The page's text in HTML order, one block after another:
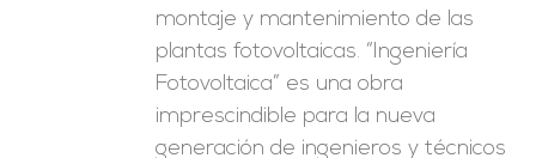
montaje y mantenimiento de las
plantas fotovoltaicas. “Ingeniería
Fotovoltaica” es una obra
imprescindible para la nueva
generación de ingenieros y técnicos